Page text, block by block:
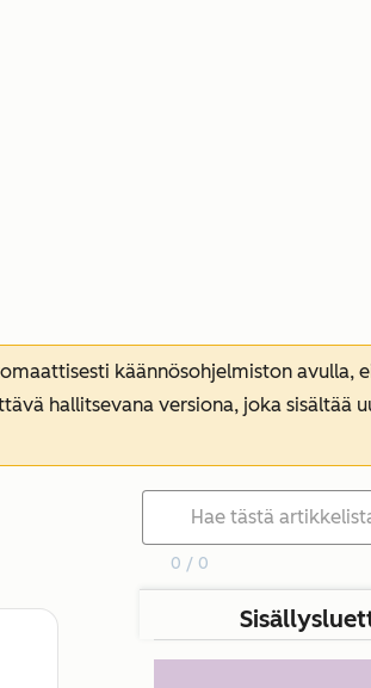
käännösohjelmiston avulla,
hallitsevana versiona, joka sisältää
0 / 0